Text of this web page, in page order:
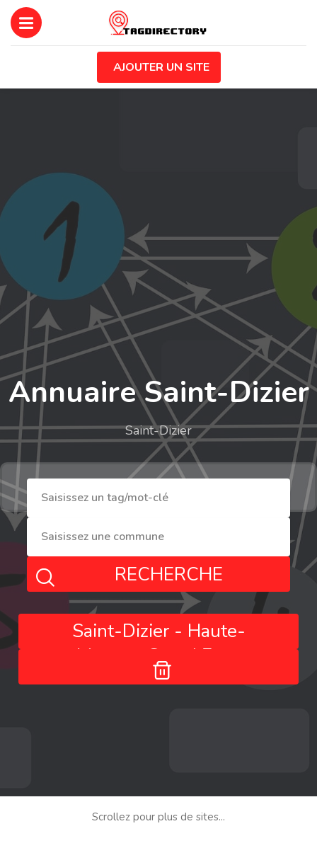
AJOUTER UN SITE
Annuaire Saint-Dizier
Saint-Dizier
RECHERCHE
Saint-Dizier - Haute-
Marne - Grand Est -
France
Scrollez pour plus de sites...